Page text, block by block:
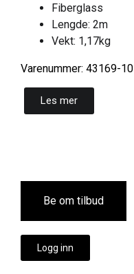
Fiberglass
Lengde: 2m
Vekt: 1,17kg
Varenummer: 43169-10
Les mer
Be om tilbud
Logg inn